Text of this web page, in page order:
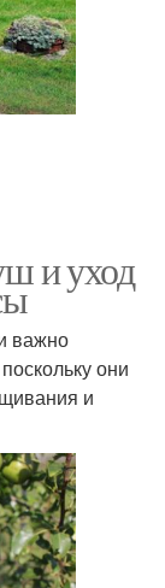
и уход
важно
они
и